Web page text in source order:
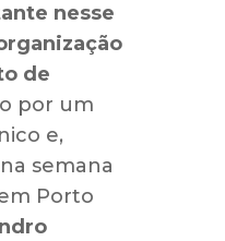
nesse
de
por um
e,
semana
Porto